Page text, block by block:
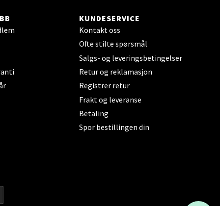
KUNDESERVICE
Kontakt oss
Ofte stilte spørsmål
Salgs- og leveringsbetingelser
Retur og reklamasjon
Registrer retur
Frakt og leveranse
Betaling
Spor bestillingen din